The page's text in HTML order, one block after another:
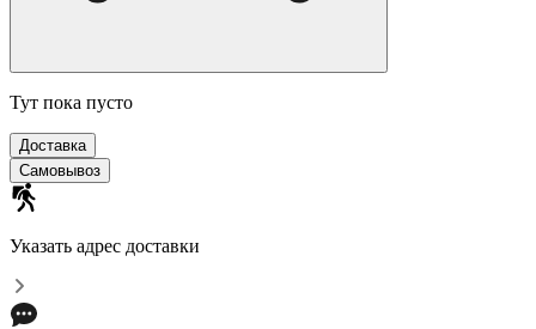
Тут пока пусто
Доставка
Самовывоз
Указать адрес доставки